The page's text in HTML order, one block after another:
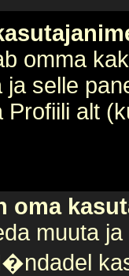
omma
selle
Profiili alt
oma
muuta